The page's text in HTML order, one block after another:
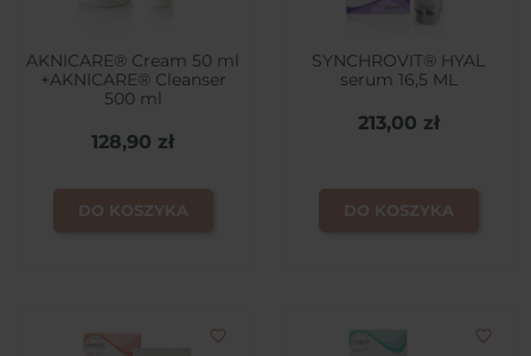
AKNICARE® Cream 50 ml
+AKNICARE® Cleanser
500 ml
128,90 zł
DO KOSZYKA
SYNCHROVIT® HYAL
serum 16,5 ML
213,00 zł
DO KOSZYKA
favorite_border favorite_border